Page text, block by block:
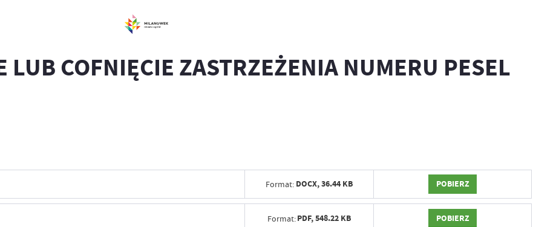
LUB COFNIĘCIE ZASTRZEŻENIA NUMERU PESEL
Format: DOCX,36.44 KB POBIERZ
Format:PDF,548.22 KB POBIERZ